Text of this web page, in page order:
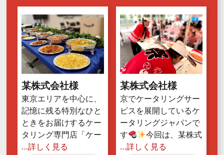
某株式会社様
東京エリアを中心に、
記憶に残る特別なひと
ときをお届けするケー
タリング専門店「ケー
…詳しく見る
某株式会社様
京でケータリングサー
ビスを展開しているケ
ータリングジャパンで
す
今回は、某株式
…詳しく見る